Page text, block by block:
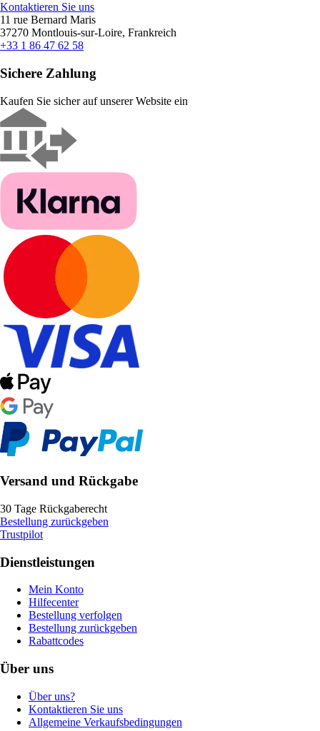
Kontaktieren Sie uns
11 rue Bernard Maris
37270 Montlouis-sur-Loire, Frankreich
+33 1 86 47 62 58
Sichere Zahlung
Kaufen Sie sicher auf unserer Website ein
Versand und Rückgabe
30 Tage Rückgaberecht
Bestellung zurückgeben
Trustpilot
Dienstleistungen
Mein Konto
Hilfecenter
Bestellung verfolgen
Bestellung zurückgeben
Rabattcodes
Über uns
Über uns?
Kontaktieren Sie uns
Allgemeine Verkaufsbedingungen